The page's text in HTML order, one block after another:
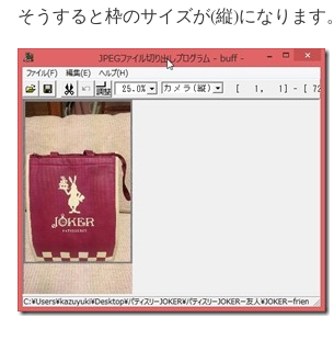
そうすると枠のサイズが(縦)になります。